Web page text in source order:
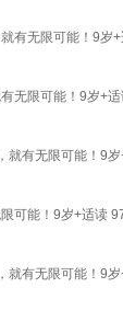
有无限可能！9
无限可能！9岁
有无限可能！
可能！9岁+适读
有无限可能！